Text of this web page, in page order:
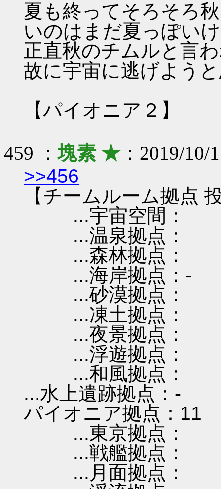
夏も終ってそろそろ
いのはまだ夏っぽい
正直秋のチムルと言
故に宇宙に逃げよう
【パイオニア２】
459 ：塊素 ★：2019/10/
>>456
【チームルーム拠点
...宇宙空間：
...温泉拠点：
...森林拠点：
...海岸拠点：-
...砂漠拠点：
...凍土拠点：
...夜景拠点：
...浮遊拠点：
...和風拠点：
...水上遺跡拠点：-
パイオニア拠点：11
...東京拠点：
...戦艦拠点：
...月面拠点：